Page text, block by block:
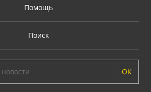
Помощь
Поиск
ОК